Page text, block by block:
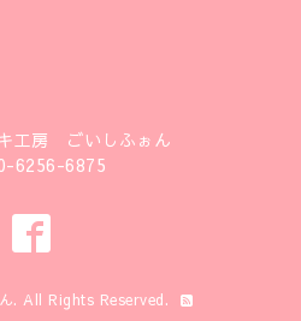
工房 ごいしふぉん
6256-6875
. All Rights Reserved.